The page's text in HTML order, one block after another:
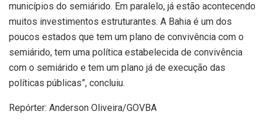
municípios do semiárido. Em paralelo, já estão acontecendo
muitos investimentos estruturantes. A Bahia é um dos
poucos estados que tem um plano de convivência com o
semiárido, tem uma política estabelecida de convivência
com o semiárido e tem um plano já de execução das
políticas públicas”, concluiu.
Repórter: Anderson Oliveira/GOVBA